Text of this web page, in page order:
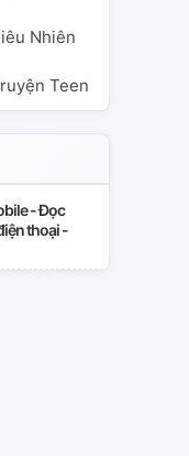
Nhiên
Teen
- Đọc
thoại -